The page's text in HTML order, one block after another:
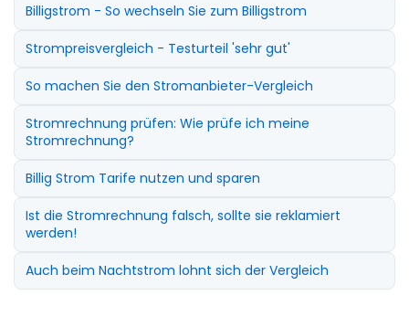
Billigstrom - So wechseln Sie zum Billigstrom
Strompreisvergleich - Testurteil 'sehr gut'
So machen Sie den Stromanbieter-Vergleich
Stromrechnung prüfen: Wie prüfe ich meine
Stromrechnung?
Billig Strom Tarife nutzen und sparen
Ist die Stromrechnung falsch, sollte sie reklamiert
werden!
Auch beim Nachtstrom lohnt sich der Vergleich